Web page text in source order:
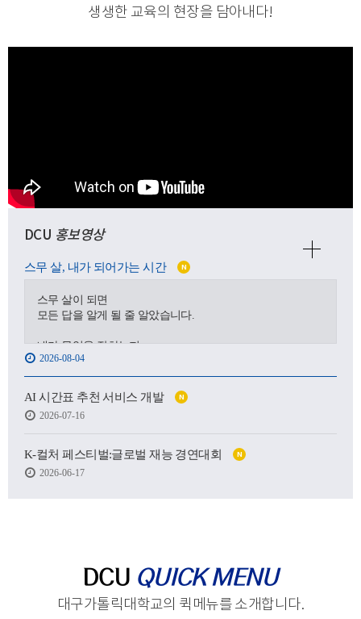
생생한 교육의 현장을 담아내다!
DCU 홍보영상
스무 살, 내가 되어가는 시간 N
스무 살이 되면
모든 답을 알게 될 줄 알았습니다.
내가 무엇을 잘하는지,
어디로 가야 하는지,
어떤 사람이 될 수 있을지.
하지만 처음 마주한 강의실도,
처음 건넨 인사도,
생각보다 낯설고 서툴렀습니다.
2026-08-04
AI 시간표 추천 서비스 개발 N
2026-07-16
K-컬처 페스티벌:글로벌 재능 경연대회 N
2026-06-17
DCU QUICK MENU
대구가톨릭대학교의 퀵메뉴를 소개합니다.